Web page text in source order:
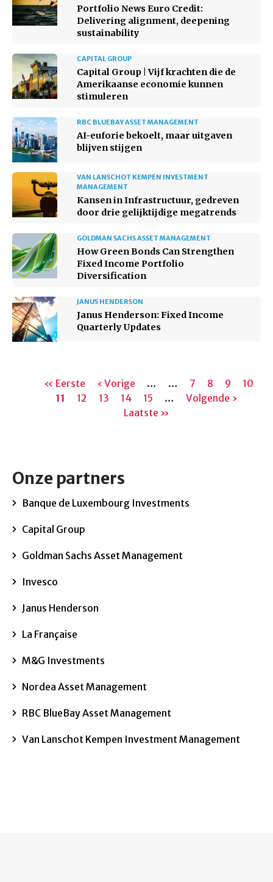
Portfolio News Euro Credit:
Delivering alignment, deepening
sustainability
CAPITAL GROUP
Capital Group | Vijf krachten die de
Amerikaanse economie kunnen
stimuleren
RBC BLUEBAY ASSET MANAGEMENT
AI-euforie bekoelt, maar uitgaven
blijven stijgen
VAN LANSCHOT KEMPEN INVESTMENT
MANAGEMENT
Kansen in Infrastructuur, gedreven
door drie gelijktijdige megatrends
GOLDMAN SACHS ASSET MANAGEMENT
How Green Bonds Can Strengthen
Fixed Income Portfolio
Diversification
JANUS HENDERSON
Janus Henderson: Fixed Income
Quarterly Updates
Paginering
Eerste
pagina
« Eerste
Vorige
pagina
‹ Vorige … … Pagina
7 Pagina
8 Pagina
9 Pagina
10
Huidige
11 Pagina
12 Pagina
13 Pagina
14 Pagina
15 …
Volgende
Volgende ›
Laatste »
Onze partners
Banque de Luxembourg Investments
Capital Group
Goldman Sachs Asset Management
Invesco
Janus Henderson
La Française
M&G Investments
Nordea Asset Management
RBC BlueBay Asset Management
Van Lanschot Kempen Investment Management